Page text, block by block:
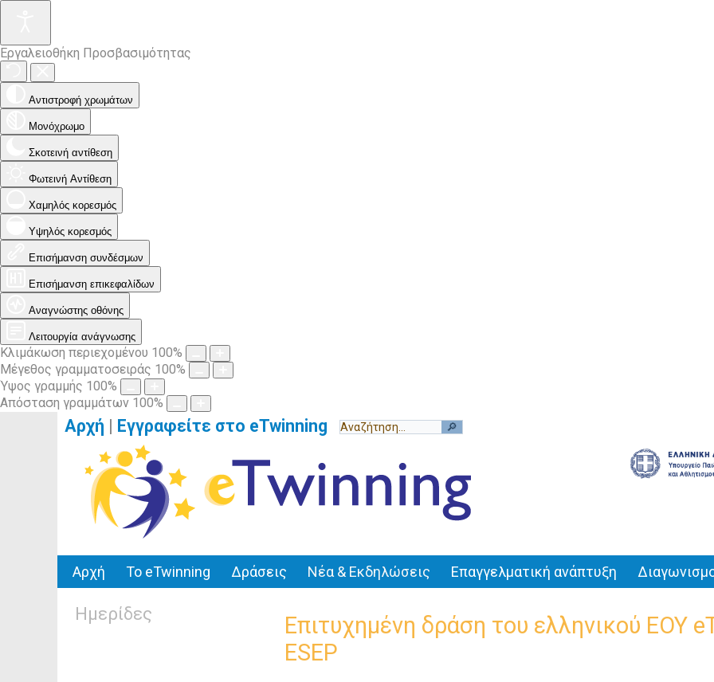
Εργαλειοθήκη Προσβασιμότητας
Αντιστροφή χρωμάτων
Μονόχρωμο
Σκοτεινή αντίθεση
Φωτεινή Αντίθεση
Χαμηλός κορεσμός
Υψηλός κορεσμός
Επισήμανση συνδέσμων
Επισήμανση επικεφαλίδων
Αναγνώστης οθόνης
Λειτουργία ανάγνωσης
Κλιμάκωση περιεχομένου 100%
Μέγεθος γραμματοσειράς 100%
Ύψος γραμμής 100%
Απόσταση γραμμάτων 100%
Αρχή | Εγγραφείτε στο eTwinning
Αρχή Το eTwinning Δράσεις Νέα & Εκδηλώσεις Επαγγελματική ανάπτυξη
Ημερίδες
Επιτυχημένη δράση του ελληνικού ΕΟΥ
ESEP